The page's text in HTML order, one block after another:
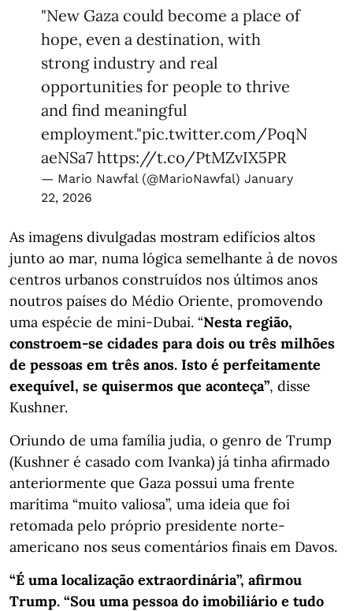
"New Gaza could become a place of
hope, even a destination, with
strong industry and real
opportunities for people to thrive
and find meaningful
employment."pic.twitter.com/PoqN
aeNSa7 https://t.co/PtMZvIX5PR
— Mario Nawfal (@MarioNawfal) January
22, 2026
As imagens divulgadas mostram edifícios altos
junto ao mar, numa lógica semelhante à de novos
centros urbanos construídos nos últimos anos
noutros países do Médio Oriente, promovendo
uma espécie de mini-Dubai. “Nesta região,
constroem-se cidades para dois ou três milhões
de pessoas em três anos. Isto é perfeitamente
exequível, se quisermos que aconteça”, disse
Kushner.
Oriundo de uma família judia, o genro de Trump
(Kushner é casado com Ivanka) já tinha afirmado
anteriormente que Gaza possui uma frente
marítima “muito valiosa”, uma ideia que foi
retomada pelo próprio presidente norte-
americano nos seus comentários finais em Davos.
“É uma localização extraordinária”, afirmou
Trump. “Sou uma pessoa do imobiliário e tudo